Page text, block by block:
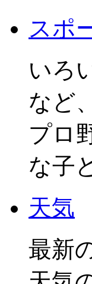
スポ
いろ
など
プロ
な子
天気
最新